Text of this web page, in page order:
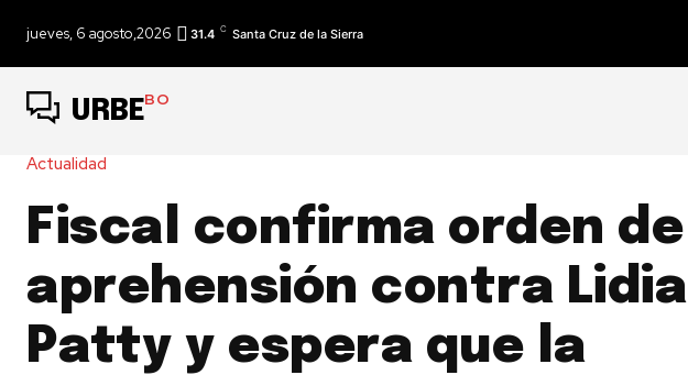
jueves, 6 agosto,2026 31.4 C Santa Cruz de la Sierra
URBEBO
Actualidad
Fiscal confirma orden de
aprehensión contra Lidia
Patty y espera que la